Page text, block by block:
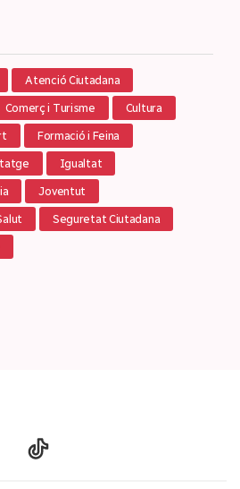
Atenció Ciutadana
Comerç i Turisme Cultura
Formació i Feina
Igualtat
Joventut
Seguretat Ciutadana